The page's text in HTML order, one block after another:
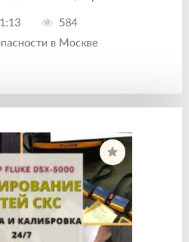
584
в Москве